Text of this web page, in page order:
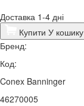
Доставка 1-4 дні
Купити У кошику
Бренд:
Код:
Conex Banninger
46270005